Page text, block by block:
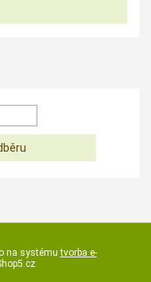
na systémutvorba e-